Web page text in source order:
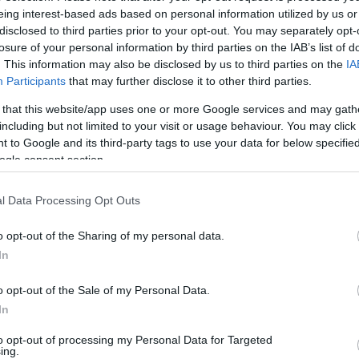
interest-based ads based on personal information utilized by us
to third parties prior to your opt-out. You may separately
of your personal information by third parties on the IAB’s list of
This information may also be disclosed by us to third parties on the
Participants that may further disclose it to other third parties.
that this website/app uses one or more Google services and may
but not limited to your visit or usage behaviour. You may
to Google and its third-party tags to use your data for below
consent section.
Data Processing Opt Outs
opt-out of the Sharing of my personal data.
opt-out of the Sale of my Personal Data.
opt-out of processing my Personal Data for Targeted
mozivárost. New Yorkba visszatérve
egy évvel később Clive Donner rendező felkérte
megírására, melyben egy kisebb
megnyílt a mozi világa. 1969-ben
és fuss!címmel. Kétbalkezes, abszurd figurája
1966-ban elvette Louise Lasser színésznőt, aki
ben elváltak.
a szexuális bizonytalanság, a zsidó
a mozi varázsa. Humora intellektuális,
dolog számára a szerelem és a halál,
Broadway Danny Rose, aKairó bíbor rózsája,A rádió